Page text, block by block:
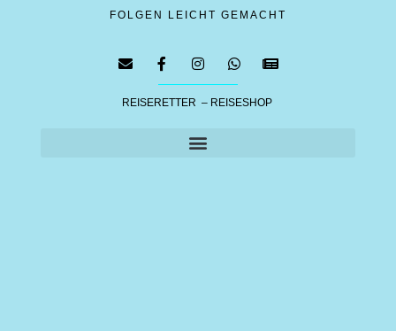
FOLGEN LEICHT GEMACHT
REISERETTER – REISESHOP